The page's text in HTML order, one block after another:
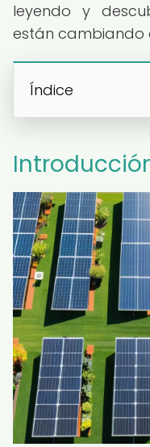
leyendo y
están cambiando
Índice